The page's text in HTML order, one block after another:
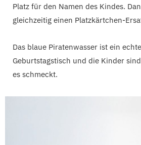
Platz für den Namen des Kindes.
gleichzeitig einen Platzkärtchen-
Das blaue Piratenwasser ist ein
Geburtstagstisch und die Kinder
es schmeckt.